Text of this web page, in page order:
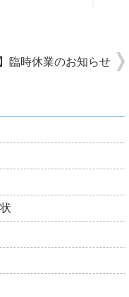
】臨時休業のお知らせ